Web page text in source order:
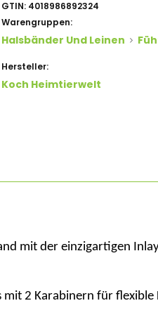
GTIN: 4018986892324
Warengruppen:
Halsbänder Und Leinen
Hersteller:
Koch Heimtierwelt
mit der einzigartigen
mit 2 Karabinern für flexible